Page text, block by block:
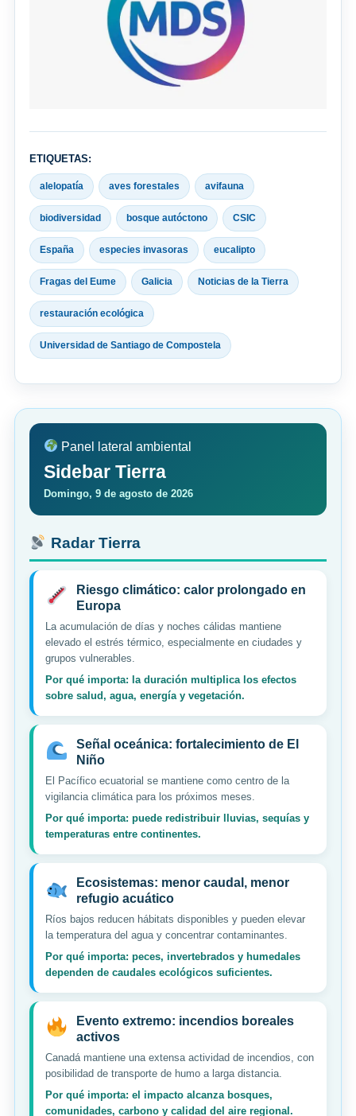
ETIQUETAS:
alelopatía aves forestales avifauna
biodiversidad bosque autóctono CSIC
España especies invasoras eucalipto
Fragas del Eume Galicia Noticias de la Tierra
restauración ecológica
Universidad de Santiago de Compostela
Panel lateral ambiental
Sidebar Tierra
Domingo, 9 de agosto de 2026
Radar Tierra
Riesgo climático: calor prolongado en
Europa
La acumulación de días y noches cálidas mantiene
elevado el estrés térmico, especialmente en ciudades y
grupos vulnerables.
Por qué importa: la duración multiplica los efectos
sobre salud, agua, energía y vegetación.
Señal oceánica: fortalecimiento de El
Niño
El Pacífico ecuatorial se mantiene como centro de la
vigilancia climática para los próximos meses.
Por qué importa: puede redistribuir lluvias, sequías y
temperaturas entre continentes.
Ecosistemas: menor caudal, menor
refugio acuático
Ríos bajos reducen hábitats disponibles y pueden elevar
la temperatura del agua y concentrar contaminantes.
Por qué importa: peces, invertebrados y humedales
dependen de caudales ecológicos suficientes.
Evento extremo: incendios boreales
activos
Canadá mantiene una extensa actividad de incendios, con
posibilidad de transporte de humo a larga distancia.
Por qué importa: el impacto alcanza bosques,
comunidades, carbono y calidad del aire regional.